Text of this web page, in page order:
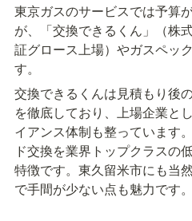
東京ガスのサービスでは予算
が、「交換できるくん」（株
証グロース上場）やガスペッ
す。
交換できるくんは見積もり後
を徹底しており、上場企業と
イアンス体制も整っています
ド交換を業界トップクラスの
特徴です。東久留米市にも当
で手間が少ない点も魅力です。